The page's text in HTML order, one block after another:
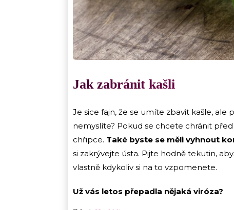
Jak zabránit kašli
Je sice fajn, že se umíte zbavit kašle,
nemyslíte? Pokud se chcete chránit
chřipce. Také byste se měli vyhnout
si zakrývejte ústa. Pijte hodně tekutin,
vlastně kdykoliv si na to vzpomenete.
Už vás letos přepadla nějaká viróza?